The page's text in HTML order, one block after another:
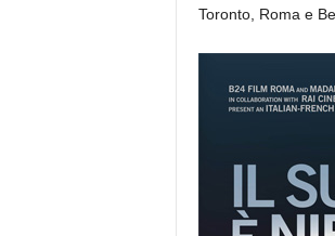
Toronto, Roma e